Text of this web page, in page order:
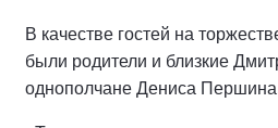
В качестве гостей на
были родители и близкие
однополчане Дениса